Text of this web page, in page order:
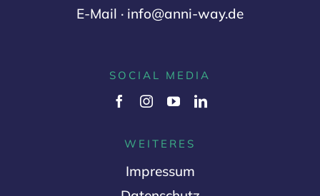
E-Mail · info@anni-way.de
SOCIAL MEDIA
WEITERES
Impressum